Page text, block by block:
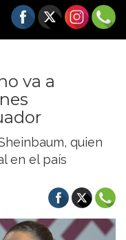
va a
quien
en el país